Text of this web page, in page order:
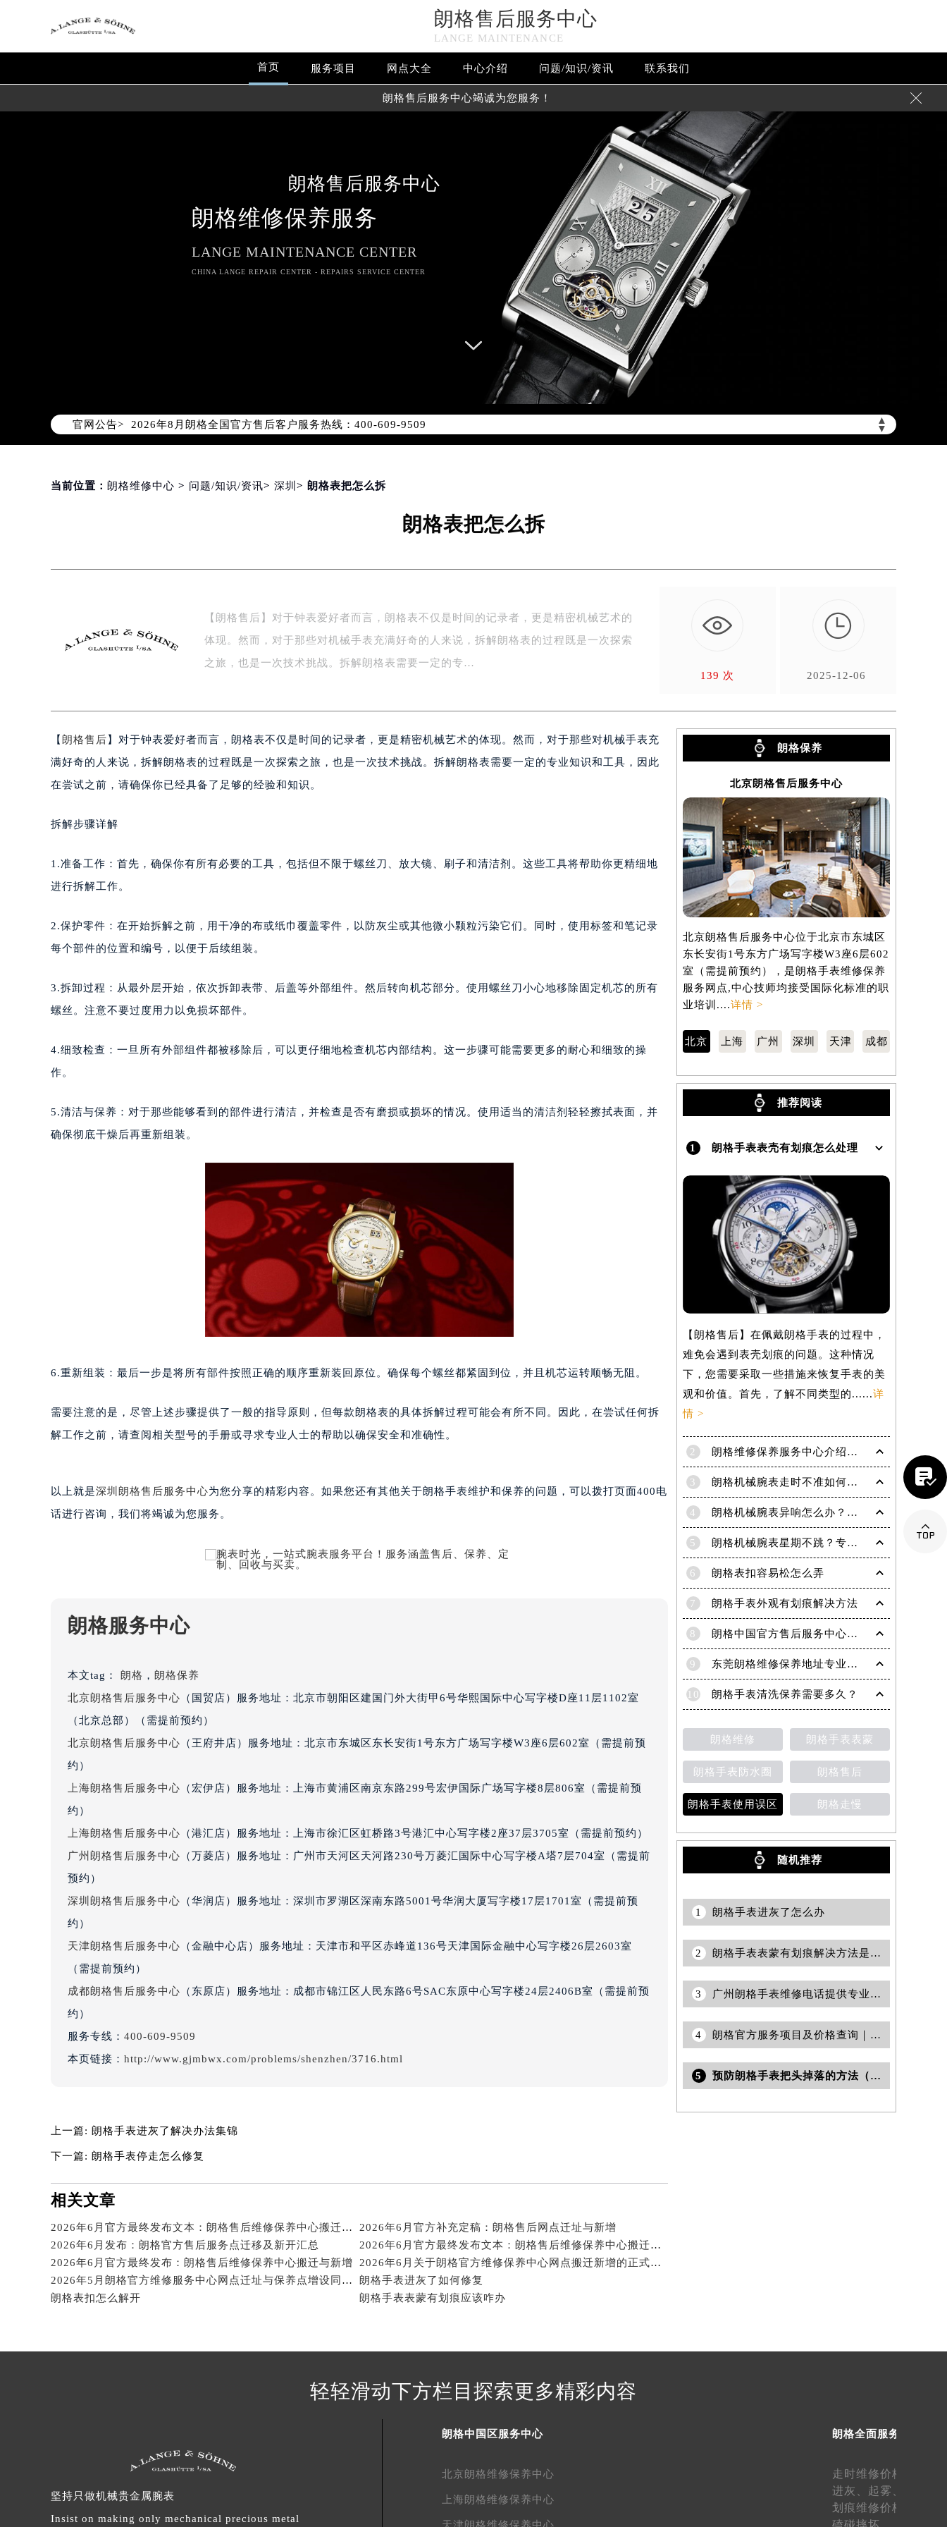
朗格售后服务中心
LANGE MAINTENANCE
首页 服务项目 网点大全 中心介绍 问题/知识/资讯 联系我们
朗格售后服务中心竭诚为您服务！ 
朗格售后服务中心
朗格维修保养服务
LANGE MAINTENANCE CENTER
CHINA LANGE REPAIR CENTER - REPAIRS SERVICE CENTER
官网公告> ▲
▼
朗格官方全国统一服务热线400-609-9509，服务覆盖中国大陆、香港、澳门、台湾全部区域（非大陆需加拨“+86”）
2026年8月朗格售后服务中心最新网点地址：
北京市东城区东长安街1号东方广场写字楼W3座6层602室（需提前预约）
上海市徐汇区虹桥路3号港汇中心写字楼2座37层3705室（需提前预约）
扬州市邗江区国展路29号星耀天地写字楼1号楼18层1803室（需提前预约）
盐城市盐都区世纪大道5号盐城金融城写字楼1号楼16层1604室（需提前预约）
泰州市海陵区永定东路399号置地商务中心东塔写字楼（华润万象城）17层1706室（需提前预约）
绍兴市越城区胜利东路379号世茂天际中心写字楼8层805室（需提前预约）
嘉兴市南湖区广益路705号嘉兴世界贸易中心写字楼A座13层1304室（需提前预约）
南昌市红谷滩新区红谷中大道998号绿地双子塔（中央广场）A1座办公楼14层07室（需提前预约）
深圳市罗湖区深南东路5001号华润大厦写字楼17层1701室（需提前预约）
福州市鼓楼区五四路128-1号恒力城写字楼15层03室（需提前预约）
郑州市二七区铭功路10号华润大厦写字楼29层2905室（需提前预约）
太原市迎泽区解放路15号亨得利名表服务中心（品牌授权店）3层整层（需提前预约）
沈阳市沈河区中街路83号亨得利名表服务中心（品牌授权店）1层整层（需提前预约）
哈尔滨市道里区友谊西路600号富力中心T2座写字楼29层03室（需提前预约）
大连市中山区人民路15号国际金融大厦7层G室（需提前预约）
无锡市梁溪区人民中路139号恒隆广场写字楼1座11层1104室（需提前预约）
南通市崇川区工农路57号圆融广场写字楼16层1603室（需提前预约）
苏州市苏州工业园区星港街199号苏州中心办公楼C座22层08室（需提前预约）
武汉市江汉区解放大道686号世界贸易大厦38层09室（需提前预约）
南宁市青秀区金湖路59号地王大厦12楼1224室（需提前预约）
合肥市蜀山区潜山路111号万象城华润大厦B座12楼03室（需提前预约）
泉州市丰泽区宝洲路729号浦西万达中心写字楼A座7楼709室（需提前预约）
青岛市南区山东路6号华润大厦B座22层04室（需提前预约）
长春市朝阳区西安大路727号中银大厦A座(旺进大厦)18层09室（需提前预约）
昆明市盘龙区北京路928号同德昆明广场写字楼10层06室（需提前预约）
石家庄市长安区中山东路39号勒泰中心写字楼B座13层07室（需提前预约）
唐山市路南区新华东道100号万达广场写字楼A座10层1002室（需提前预约）
台州市椒江区东海大道1800号腾达中心东1幢20楼2002室（需提前预约）
甘肃省兰州市七里河区西津西路16号兰州中心写字楼21层2102室（需提前预约）
重庆市解放碑渝中区民权路28号英利国际金融中心写字楼20层01室（需提前预约）
黑龙江省黑河市爱辉区中央街朗格售后服务中心（需提前预约）
黑龙江省佳木斯市向阳区长安路朗格售后服务中心（需提前预约）
黑龙江省齐齐哈尔市龙沙区龙华路朗格售后服务中心（需提前预约）
黑龙江省双鸭山市尖山区新兴大街朗格售后服务中心（需提前预约）
黑龙江省伊春市伊美区通河路朗格售后服务中心（需提前预约）
吉林省白山市浑江区浑江大街朗格售后服务中心（需提前预约）
吉林省四平市铁东区紫气大路与南九经街交汇处朗格售后服务中心（需提前预约）
吉林省通化市东昌区环通乡江南大街朗格售后服务中心（需提前预约）
吉林省延边市延吉市解放路朗格售后服务中心（需提前预约）
辽宁省鞍山市铁东区站前街朗格售后服务中心（需提前预约）
辽宁省丹东市振兴区七经街朗格售后服务中心（需提前预约）
辽宁省抚顺市新抚区东一路朗格售后服务中心（需提前预约）
辽宁省盘锦市兴隆台区石油大街朗格售后服务中心（需提前预约）
辽宁省铁岭市银州区南马路朗格售后服务中心（需提前预约）
辽宁省沈阳市沈河区中街路137号亨得利名表维修授权店1楼朗格售后服务中心（需提前预约）
辽宁省沈阳市沈河区中街路83号亨得利名表维修授权店1楼朗格售后服务中心（需提前预约）
北京市朝阳区建国门外大街甲6号华熙国际中心D座11层1102室朗格售后服务中心（北京总部）（需提前预约）
北京市东城区东长安街1号王府井东方广场W3座6层602室朗格售后服务中心（需提前预约）
河北省保定市竞秀区朝阳北大街北国先天下朗格售后服务中心（需提前预约）
内蒙古自治区赤峰市红山区哈达街朗格售后服务中心（需提前预约）
内蒙古自治区鄂尔多斯市东胜区伊金霍洛街朗格售后服务中心（需提前预约）
内蒙古自治区呼伦贝尔市海拉尔区中央街朗格售后服务中心（需提前预约）
内蒙古自治区通辽市科尔沁区明仁大街朗格售后服务中心（需提前预约）
内蒙古自治区乌海市海勃湾区人民南路朗格售后服务中心（需提前预约）
内蒙古自治区乌兰察布市集宁区恩和大街朗格售后服务中心（需提前预约）
内蒙古自治区锡林郭勒盟市锡林浩特市光明街与额尔敦路交叉口朗格售后服务中心（需提前预约）
内蒙古自治区兴安盟市乌兰浩特市兴安大街朗格售后服务中心（需提前预约）
当前位置： 朗格维修中心 > 问题/知识/资讯> 深圳 > 朗格表把怎么拆
朗格表把怎么拆
【朗格售后】对于钟表爱好者而言，朗格表不仅是时间的记录者，更是精密机械艺术的
体现。然而，对于那些对机械手表充满好奇的人来说，拆解朗格表的过程既是一次探索
之旅，也是一次技术挑战。拆解朗格表需要一定的专…
139 次

2025-12-06
【 朗格售后 】对于钟表爱好者而言，朗格表不仅是时间的记录者，更是精密机械艺术的体现。然而，对于那些对机械手表充
满好奇的人来说，拆解朗格表的过程既是一次探索之旅，也是一次技术挑战。拆解朗格表需要一定的专业知识和工具，因此
在尝试之前，请确保你已经具备了足够的经验和知识。
拆解步骤详解
1.准备工作：首先，确保你有所有必要的工具，包括但不限于螺丝刀、放大镜、刷子和清洁剂。这些工具将帮助你更精细地
进行拆解工作。
2.保护零件：在开始拆解之前，用干净的布或纸巾覆盖零件，以防灰尘或其他微小颗粒污染它们。同时，使用标签和笔记录
每个部件的位置和编号，以便于后续组装。
3.拆卸过程：从最外层开始，依次拆卸表带、后盖等外部组件。然后转向机芯部分。使用螺丝刀小心地移除固定机芯的所有
螺丝。注意不要过度用力以免损坏部件。
4.细致检查：一旦所有外部组件都被移除后，可以更仔细地检查机芯内部结构。这一步骤可能需要更多的耐心和细致的操
作。
5.清洁与保养：对于那些能够看到的部件进行清洁，并检查是否有磨损或损坏的情况。使用适当的清洁剂轻轻擦拭表面，并
确保彻底干燥后再重新组装。
6.重新组装：最后一步是将所有部件按照正确的顺序重新装回原位。确保每个螺丝都紧固到位，并且机芯运转顺畅无阻。
需要注意的是，尽管上述步骤提供了一般的指导原则，但每款朗格表的具体拆解过程可能会有所不同。因此，在尝试任何拆
解工作之前，请查阅相关型号的手册或寻求专业人士的帮助以确保安全和准确性。
以上就是深圳朗格售后服务中心为您分享的精彩内容。如果您还有其他关于朗格手表维护和保养的问题，可以拨打页面400电
话进行咨询，我们将竭诚为您服务。
朗格服务中心
本文tag： 朗格 ， 朗格保养
北京朗格售后服务中心 （国贸店）服务地址：北京市朝阳区建国门外大街甲6号华熙国际中心写字楼D座11层1102室
（北京总部）（需提前预约）
北京朗格售后服务中心 （王府井店）服务地址：北京市东城区东长安街1号东方广场写字楼W3座6层602室（需提前预
约）
上海朗格售后服务中心 （宏伊店）服务地址：上海市黄浦区南京东路299号宏伊国际广场写字楼8层806室（需提前预
约）
上海朗格售后服务中心 （港汇店）服务地址：上海市徐汇区虹桥路3号港汇中心写字楼2座37层3705室（需提前预约）
广州朗格售后服务中心 （万菱店）服务地址：广州市天河区天河路230号万菱汇国际中心写字楼A塔7层704室（需提前
预约）
深圳朗格售后服务中心 （华润店）服务地址：深圳市罗湖区深南东路5001号华润大厦写字楼17层1701室（需提前预
约）
天津朗格售后服务中心 （金融中心店）服务地址：天津市和平区赤峰道136号天津国际金融中心写字楼26层2603室
（需提前预约）
成都朗格售后服务中心 （东原店）服务地址：成都市锦江区人民东路6号SAC东原中心写字楼24层2406B室（需提前预
约）
服务专线： 400-609-9509
本页链接： http://www.gjmbwx.com/problems/shenzhen/3716.html
上一篇: 朗格手表进灰了解决办法集锦
下一篇: 朗格手表停走怎么修复
相关文章
2026年6月官方最终发布文本：朗格售后维修保养中心搬迁与新增
2026年6月官方补充定稿：朗格售后网点迁址与新增
2026年6月发布：朗格官方售后服务点迁移及新开汇总
2026年6月官方最终发布文本：朗格售后维修保养中心搬迁与新增事项
2026年6月官方最终发布：朗格售后维修保养中心搬迁与新增
2026年6月关于朗格官方维修保养中心网点搬迁新增的正式文件发布
2026年5月朗格官方维修服务中心网点迁址与保养点增设同步进行通知内容公示
朗格手表进灰了如何修复
朗格表扣怎么解开
朗格手表表蒙有划痕应该咋办
朗格保养
北京朗格售后服务中心
北京朗格售后服务中心位于北京市东城区
东长安街1号东方广场写字楼W3座6层602
室（需提前预约），是朗格手表维修保养
服务网点,中心技师均接受国际化标准的职
业培训....详情 >
北京 上海 广州 深圳 天津 成都
推荐阅读
1 朗格手表表壳有划痕怎么处理
【朗格售后】在佩戴朗格手表的过程中，
难免会遇到表壳划痕的问题。这种情况
下，您需要采取一些措施来恢复手表的美
观和价值。首先，了解不同类型的......详
情 >
2 朗格维修保养服务中心介绍 | Lange
3 朗格机械腕表走时不准如何精密修复？专业解析排除石英因素
4 朗格机械腕表异响怎么办？专业解决高端名表走时杂音
5 朗格机械腕表星期不跳？专业解决方法助您精准计时
6 朗格表扣容易松怎么弄
7 朗格手表外观有划痕解决方法
8 朗格中国官方售后服务中心｜全新地址及服务热线权威信息声明（2026年6月最新）
9 东莞朗格维修保养地址专业售后服务中心权威公示（2026年7月最新）
10 朗格手表清洗保养需要多久？
朗格维修 朗格手表表蒙
朗格手表防水圈 朗格售后
朗格手表使用误区 朗格走慢
随机推荐
1 朗格手表进灰了怎么办
2 朗格手表表蒙有划痕解决方法是什么
3 广州朗格手表维修电话提供专业售后保养服务权威公示（2026年7月最新）
4 朗格官方服务项目及价格查询｜维修地址及服务热线权威信息公告（2026年7月最新）
5 预防朗格手表把头掉落的方法（如何避免把头掉落）
轻轻滑动下方栏目探索更多精彩内容
坚持只做机械贵金属腕表
Insist on making only mechanical precious metal
朗格中国区服务中心
北京朗格维修保养中心
上海朗格维修保养中心
朗格全面服务
走时维修价格、
进灰、 起雾、
划痕维修价格、

